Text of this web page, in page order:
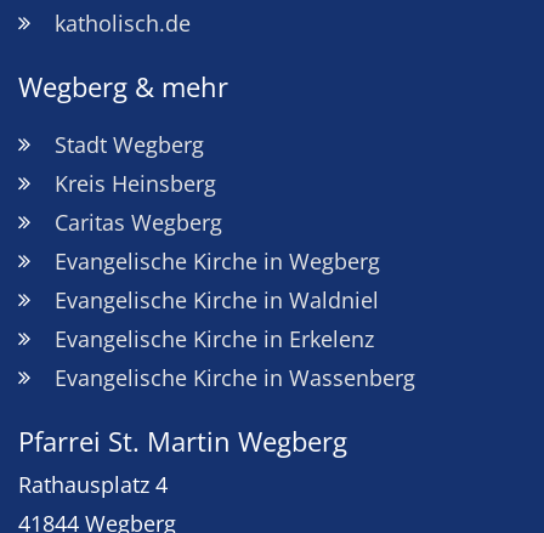
katholisch.de
Wegberg & mehr
Stadt Wegberg
Kreis Heinsberg
Caritas Wegberg
Evangelische Kirche in Wegberg
Evangelische Kirche in Waldniel
Evangelische Kirche in Erkelenz
Evangelische Kirche in Wassenberg
Pfarrei St. Martin Wegberg
Rathausplatz 4
41844 Wegberg